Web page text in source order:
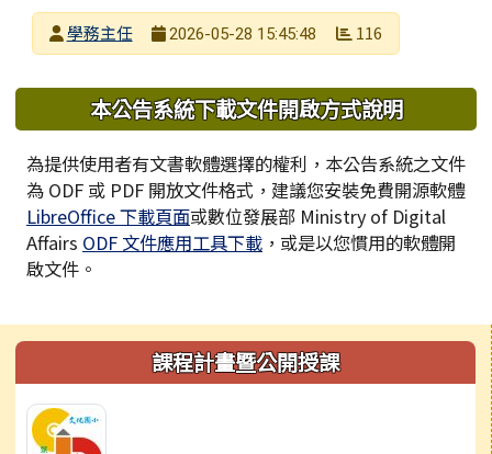
發布者
學務主任
2026-05-28 15:45:48 116
下中區域內容
本公告系統下載文件開啟方式說明
為提供使用者有文書軟體選擇的權利，本公告系統之文件
為 ODF 或 PDF 開放文件格式，建議您安裝免費開源軟體
LibreOffice 下載頁面或數位發展部 Ministry of Digital
Affairs ODF 文件應用工具下載 ，或是以您慣用的軟體開
啟文件。
左邊區域內容課程計畫暨公開授課